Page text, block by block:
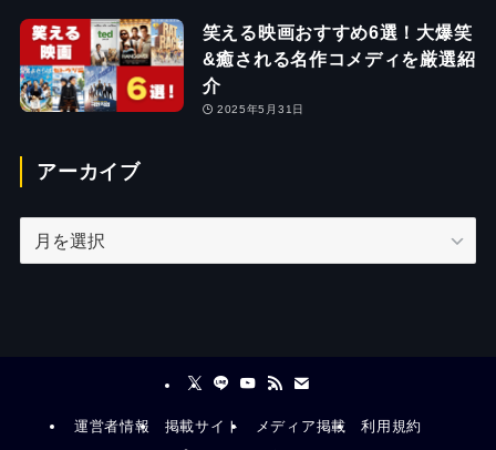
笑える映画おすすめ6選！大爆笑
&癒される名作コメディを厳選紹
介
2025年5月31日
アーカイブ
ー
運営者情報 掲載サイト メディア掲載
利用規約